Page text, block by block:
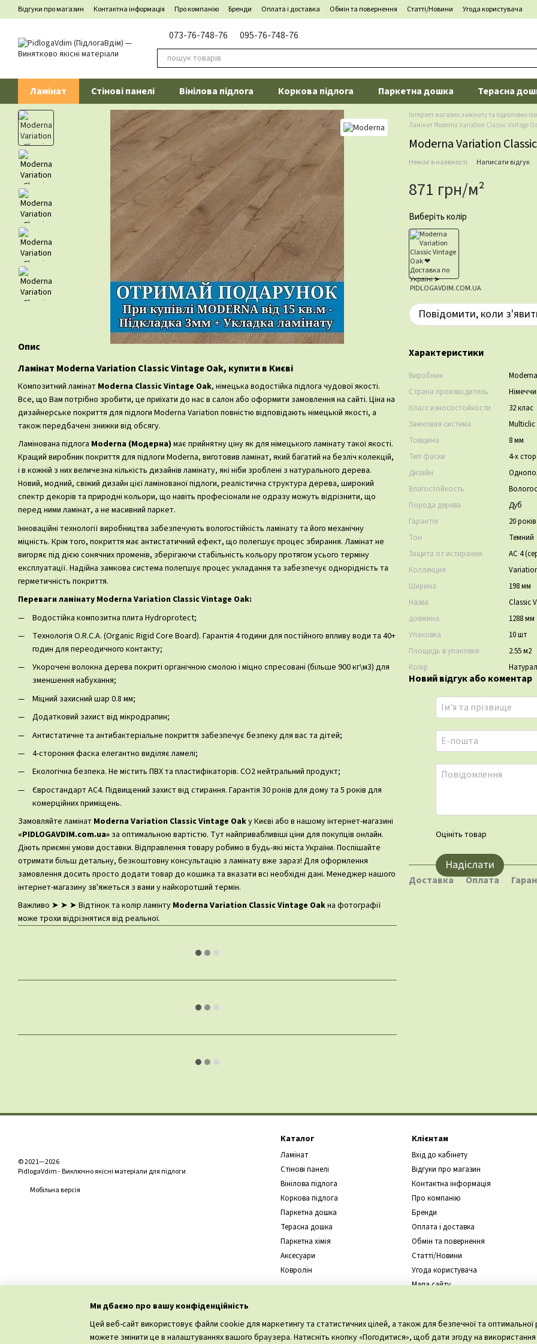
Перейти до основного контенту
Відгуки про магазин Контактна інформація Про компанію Бренди Оплата і доставка Обмін та повернення Статті/Новини Угода користувача
073-76-748-76 095-76-748-76
Ламінат Стінові панелі Вінілова підлога Коркова підлога Паркетна дошка Терасна
Опис
Ламінат Moderna Variation Classic Vintage Oak, купити в Києві
Композитний ламінат Moderna Classic Vintage Oak, німецька водостійка підлога чудової якості.
Все, що Вам потрібно зробити, це приїхати до нас в салон або оформити замовлення на сайті. Ціна на
дизайнерське покриття для підлоги Moderna Variation повністю відповідають німецькій якості, а
також передбачені знижки від обсягу.
Ламінована підлога Moderna (Модерна) має прийнятну ціну як для німецького ламінату такої якості.
Кращий виробник покриття для підлоги Moderna, виготовив ламінат, який багатий на безліч колекцій,
і в кожній з них величезна кількість дизайнів ламінату, які ніби зроблені з натурального дерева.
Новий, модний, свіжий дизайн цієї ламінованої підлоги, реалістична структура дерева, широкий
спектр декорів та природні кольори, що навіть професіонали не одразу можуть відрізнити, що
перед ними ламінат, а не масивний паркет.
Інноваційні технології виробництва забезпечують вологостійкість ламінату та його механічну
міцність. Крім того, покриття має антистатичний ефект, що полегшує процес збирання. Ламінат не
вигоряє під дією сонячних променів, зберігаючи стабільність кольору протягом усього терміну
експлуатації. Надійна замкова система полегшує процес укладання та забезпечує однорідність та
герметичність покриття.
Переваги ламінату Moderna Variation Classic Vintage Oak:
Водостійка композитна плита Hydroprotect;
Технологія O.R.C.A. (Organic Rigid Core Board). Гарантія 4 години для постійного впливу води та 40+
годин для переодичного контакту;
Укорочені волокна дерева покриті органічною смолою і міцно спресовані (більше 900 кг\м3) для
зменшення набухання;
Міцний захисний шар 0.8 мм;
Додатковий захист від мікродрапин;
Антистатичне та антибактеріальне покриття забезпечує безпеку для вас та дітей;
4-стороння фаска елегантно виділяє ламелі;
Екологічна безпека. Не містить ПВХ та пластифікаторів. CO2 нейтральний продукт;
Євростандарт AC4. Підвищений захист від стирання. Гарантія 30 років для дому та 5 років для
комерційних приміщень.
Замовляйте ламінат Moderna Variation Classic Vintage Oakу Києві або в нашому інтернет-магазині
«PIDLOGAVDIM.com.ua» за оптимальною вартістю. Тут найпривабливіші ціни для покупців онлайн.
Діють приємні умови доставки. Відправлення товару робимо в будь-які міста України. Поспішайте
отримати більш детальну, безкоштовну консультацію з ламінату вже зараз! Для оформлення
замовлення досить просто додати товар до кошика та вказати всі необхідні дані. Менеджер нашого
інтернет-магазину зв'яжеться з вами у найкоротший термін.
Важливо ➤ ➤ ➤ Відтінок та колір ламінту Moderna Variation Classic Vintage Oakна фотографії
може трохи відрізнятися від реальної.
Інтернет магазин ламінату та підлогових
Ламінат Moderna Variation Classic Vintage
Moderna Variation
Немає в наявності Написати відгук
871 грн/м²
Виберіть колір
Повідомити, коли
Характеристики
Виробник
Moderna
Страна производитель
Класс износостойкости
32 клас
Замковая система
Multiclic
Товщина
8 мм
Тип фаски
4-х
Дизайн
Влагостойкость
Порода дерева
Дуб
Гарантія
20
Тон
Темний
Защита от истирания
АС 4
Коллекция
Ширина
198 мм
Назва
Classic
довжина
1288 мм
Упаковка
10 шт
Площадь в упаковке
2.55 м2
Колір
Новий відгук або коментар
Оцініть товар
Надіслати
Доставка Оплата
© 2021—2026
PidlogaVdim - Виключно якісні матеріали для підлоги
Мобільна версія
Каталог
Ламінат
Стінові панелі
Вінілова підлога
Коркова підлога
Паркетна дошка
Терасна дошка
Паркетна хімія
Аксесуари
Ковролін
Клієнтам
Вхід до кабінету
Відгуки про магазин
Контактна інформація
Про компанію
Бренди
Оплата і доставка
Обмін та повернення
Статті/Новини
Угода користувача
Мапа сайту
Ми дбаємо про вашу конфіденційність
Цей веб-сайт використовує файли cookie для маркетингу та статистичних цілей, а також для безпечної та
можете змінити це в налаштуваннях вашого браузера. Натисніть кнопку «Погодитися», щоб дати згоду на